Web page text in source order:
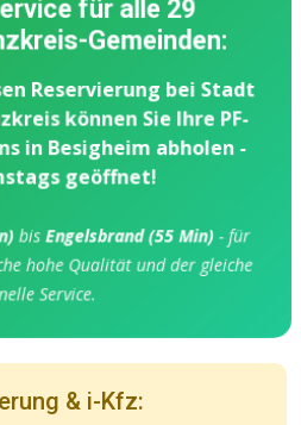
für alle 29
Gemeinden:
Reservierung bei Stadt
können Sie Ihre PF-
in Besigheim abholen -
geöffnet!
bisEngelsbrand (55 Min)- für
hohe Qualität und der gleiche
Service.
& i-Kfz: